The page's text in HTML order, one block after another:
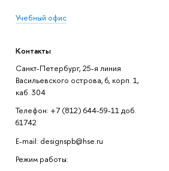
Учебный офис
Контакты
Санкт-Петербург, 25-я линия
Васильевского острова, 6, корп. 1,
каб. 304
Телефон: +7 (812) 644-59-11 доб.
61742
E-mail: designspb@hse.ru
Режим работы: